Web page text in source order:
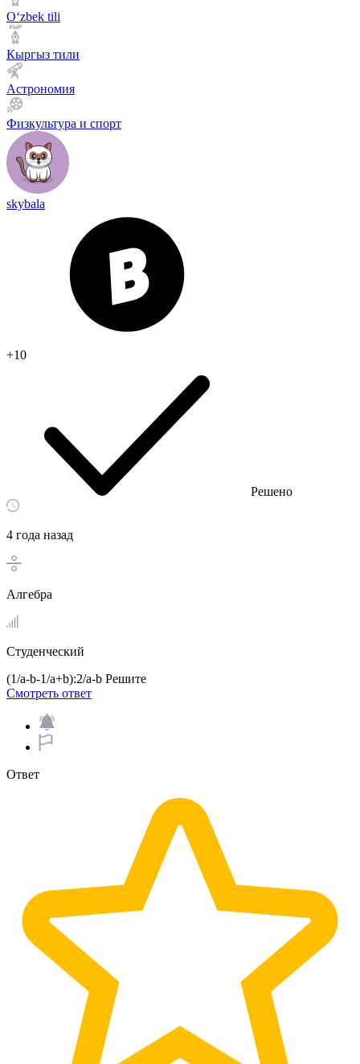
Оʻzbek tili
Кыргыз тили
Астрономия
Физкультура и спорт
skybala
+10
Решено
4 года назад
Алгебра
Студенческий
(1/a-b-1/a+b):2/a-b Решите
Смотреть ответ
Ответ